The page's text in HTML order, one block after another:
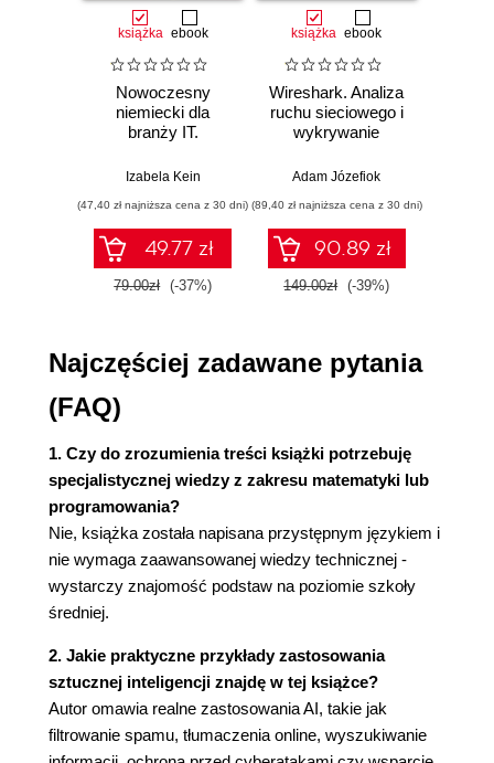
ZROZUMIEĆ REKURENCJĘ
O MANIPULACJI, INNOWACJI I TIMINGU
EMBEDDING, CZYLI O TYM, ŻE ZNACZENIE MA
JAK DZIAŁA CHATGPT?
O TYM, JAK SZTUCZNA INTELIGENCJA ZEPSUŁA
HELLO, MY NAME IS BERT
TYMCZASEM W KRAINIE SYMBOLISTÓW
CHIŃSKI POKÓJ, CZYLI O SILNEJ I SŁABEJ
SZTUCZNEJ INTELIGENCJI
CZY SILNA SZTUCZNA INTELIGENCJA JEST JUŻ
CZY GPT-4 I JEGO NASTĘPCY SĄ DLA NAS
ZAGROŻENIEM?
O MIŁOŚCI PONAD PODZIAŁAMI, CZYLI ROMEO
książka ebook
Nowoczesny
niemiecki dla
branży IT.
przykłady i
Izabela Kein
(47,40 zł najniższa cena z 30 dni)
49.77 zł
79.00zł (-37%)
książka ebook
Wireshark. Analiza
ruchu sieciowego i
wykrywanie
Adam Józefiok
(89,40 zł najniższa cena z 30 dni)
90.89 zł
149.00zł (-39%)
Najczęściej zadawane pytania
(FAQ)
1. Czy do zrozumienia treści książki potrzebuję
specjalistycznej wiedzy z zakresu matematyki lub
programowania?
Nie, książka została napisana przystępnym językiem i
nie wymaga zaawansowanej wiedzy technicznej -
wystarczy znajomość podstaw na poziomie szkoły
średniej.
2. Jakie praktyczne przykłady zastosowania
sztucznej inteligencji znajdę w tej książce?
Autor omawia realne zastosowania AI, takie jak
filtrowanie spamu, tłumaczenia online, wyszukiwanie